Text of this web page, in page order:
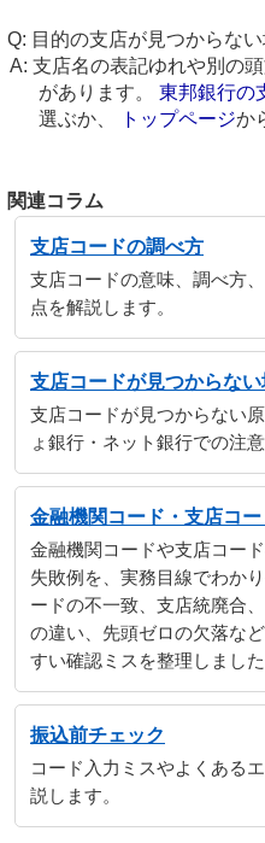
目的の支店が見つからな
支店名の表記ゆれや別の
があります。 東邦銀行の
選ぶか、
トップページか
関連コラム
支店コードの調べ方
支店コードの意味、調べ方
点を解説します。
支店コードが見つからな
支店コードが見つからない
ょ銀行・ネット銀行での注
金融機関コード・支店コ
金融機関コードや支店コー
失敗例を、実務目線でわか
ードの不一致、支店統廃合
の違い、先頭ゼロの欠落な
すい確認ミスを整理しました
振込前チェック
コード入力ミスやよくある
説します。